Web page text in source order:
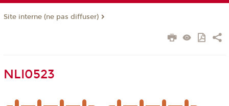
Site interne (ne pas diffuser)
NLI0523